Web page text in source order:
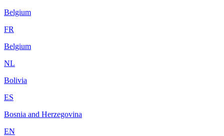
Belgium
FR
Belgium
NL
Bolivia
ES
Bosnia and Herzegovina
EN